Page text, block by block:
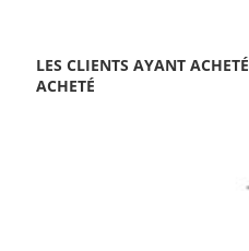
LES CLIENTS AYANT
ACHETÉ